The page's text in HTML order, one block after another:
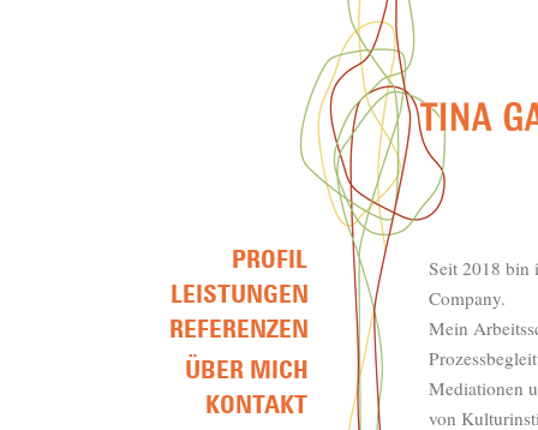
Seit 2018 bin
Company.
Mein
Mediationen
von